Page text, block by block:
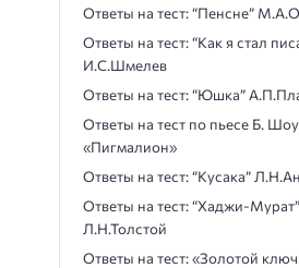
Ответы на тест: “Пенсне”
Ответы на тест: “Как я стал
И.С.Шмелев
Ответы на тест: “Юшка”
Ответы на тест по пьесе Б. Шоу
«Пигмалион»
Ответы на тест: “Кусака”
Ответы на тест: “Хаджи-Мурат”
Л.Н.Толстой
Ответы на тест: «Золотой